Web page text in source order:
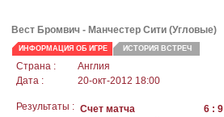
Вест Бромвич - Манчестер Сити (Угловые)
ИНФОРМАЦИЯ ОБ ИГРЕ ИСТОРИЯ ВСТРЕЧ
Страна :
Англия
Дата :
20-окт-2012 18:00
Результаты : Счет матча
6 : 9